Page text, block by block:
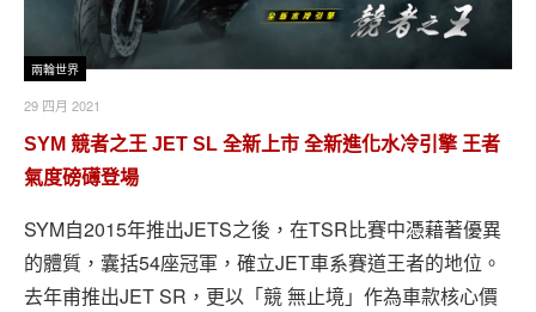
兩輪世界
29 四月 2021
SYM 競者之王 JET SL 全新上市 全新進化水冷引擎 王者
氣度磅礡登場
SYM自2015年推出JETS之後，在TSR比賽中憑藉著優異
的體質，囊括54座冠軍，確立JET車系賽道王者的地位。
去年甫推出JET SR，更以「競 無止境」作為車款核心價